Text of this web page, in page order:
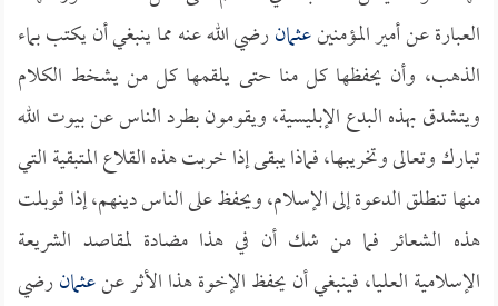
العبارة عن أمير المؤمنينعثمانرضي الله عنه مما ينبغي أن يكتب بماء
الذهب، وأن يحفظها كل منا حتى يلقمها كل من يشخط الكلام
ويتشدق بهذه البدع الإبليسية، ويقومون بطرد الناس عن بيوت الله
تبارك وتعالى وتخريبها، فماذا يبقى إذا خربت هذه القلاع المتبقية التي
منها تنطلق الدعوة إلى الإسلام، ويحفظ على الناس دينهم، إذا قوبلت
هذه الشعائر فما من شك أن في هذا مضادة لمقاصد الشريعة
الإسلامية العليا، فينبغي أن يحفظ الإخوة هذا الأثر عنعثمانرضي